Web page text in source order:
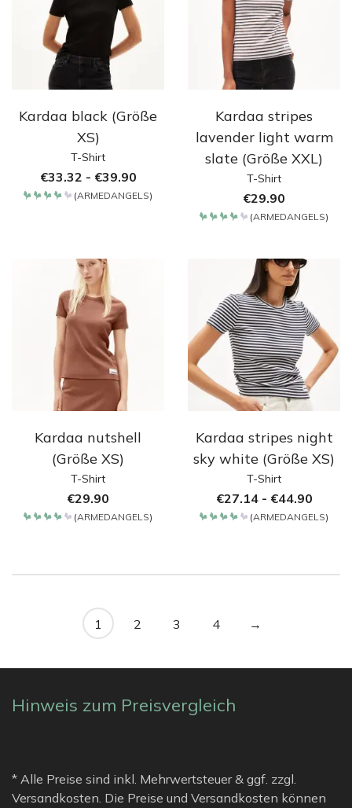
Kardaa black (Größe
XS)
T-Shirt
€33.32 - €39.90
(ARMEDANGELS)
Kardaa stripes
lavender light warm
slate (Größe XXL)
T-Shirt
€29.90
(ARMEDANGELS)
Kardaa nutshell
(Größe XS)
T-Shirt
€29.90
(ARMEDANGELS)
Kardaa stripes night
sky white (Größe XS)
T-Shirt
€27.14- €44.90
(ARMEDANGELS)
1 2 3 4 →
Hinweis zum Preisvergleich
* Alle Preise sind inkl. Mehrwertsteuer & ggf. zzgl.
Versandkosten. Die Preise und Versandkosten können